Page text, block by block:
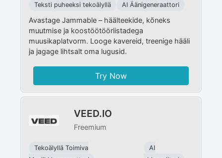
Teksti puheeksi tekoälyllä AI Äänigeneraattori
Avastage Jammable – häälteekide, kõneks
muutmise ja koostöötööriistadega
muusikaplatvorm. Looge kavereid, treenige hääli
ja jagage lihtsalt oma lugusid.
Try Now
VEED.IO
Freemium
Tekoälyllä Toimiva
AI